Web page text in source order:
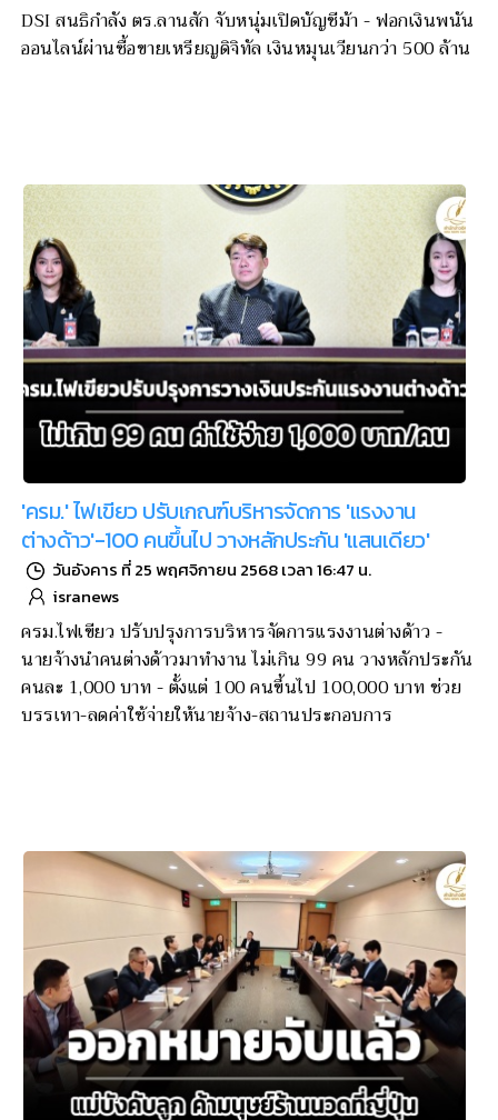
DSI สนธิกำลัง ตร.ลานสัก จับหนุ่มเปิดบัญชีม้า - ฟอกเงินพนัน
ออนไลน์ผ่านซื้อขายเหรียญดิจิทัล เงินหมุนเวียนกว่า 500 ล้าน
'ครม.' ไฟเขียว ปรับเกณฑ์บริหารจัดการ 'แรงงาน
ต่างด้าว'-100 คนขึ้นไป วางหลักประกัน 'แสนเดียว'
วันอังคาร ที่ 25 พฤศจิกายน 2568 เวลา 16:47 น.
isranews
ครม.ไฟเขียว ปรับปรุงการบริหารจัดการแรงงานต่างด้าว -
นายจ้างนำคนต่างด้าวมาทำงาน ไม่เกิน 99 คน วางหลักประกัน
คนละ 1,000 บาท - ตั้งแต่ 100 คนขึ้นไป 100,000 บาท ช่วย
บรรเทา-ลดค่าใช้จ่ายให้นายจ้าง-สถานประกอบการ